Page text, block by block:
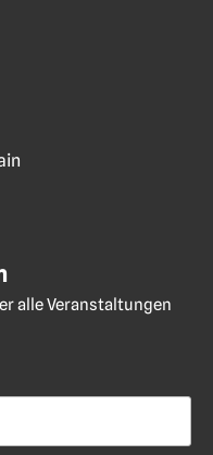
alle Veranstaltungen